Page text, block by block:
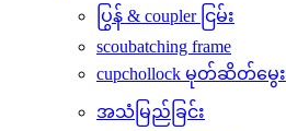
ပြွန် & coupler ငြမ်း
scoubatching frame
cupchollock မုတ်ဆိတ်မွေး
အသံမြည်ခြင်း